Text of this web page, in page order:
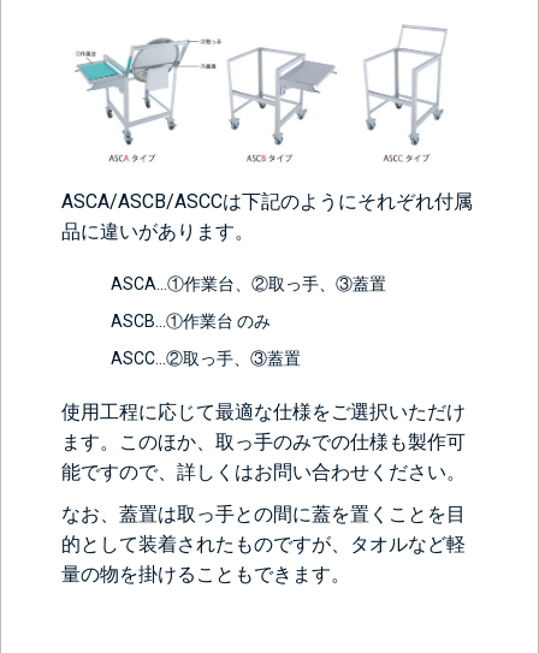
ASCA/ASCB/ASCCは下記のようにそれぞれ付属
品に違いがあります。
ASCA…①作業台、②取っ手、③蓋置
ASCB…①作業台 のみ
ASCC…②取っ手、③蓋置
使用工程に応じて最適な仕様をご選択いただけ
ます。このほか、取っ手のみでの仕様も製作可
能ですので、詳しくはお問い合わせください。
なお、蓋置は取っ手との間に蓋を置くことを目
的として装着されたものですが、タオルなど軽
量の物を掛けることもできます。